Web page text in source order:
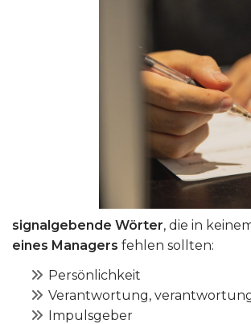
signalgebende Wörter, die in
eines Managers fehlen sollten:
Persönlichkeit
Verantwortung,
Impulsgeber